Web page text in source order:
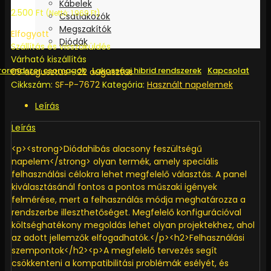
Kábelek
Csatlakozók
Megszakítók
Diódák
csomagok Lakossági hibrid rendszerek Kapcsolat
2.500 Ft (Nettó:1.969Ft)
Elfogyott
Szállítás és visszaküldés
Várható kiszállítás
09 augusztus - 22 augusztus
Cikkszám: SF-P-7672 Kategória: Használt napelemek
Leírás
Leírás
<p><strong>Diódahibás alacsony feszültségű
napelem</strong> olyan termék, amely speciális
felhasználási célokra lehet megfelelő választás. A panel
kiválasztásánál fontos a pontos műszaki igények
felmérése, mert a felhasználás módja meghatározza a
rendszerbe illeszthetőséget. Megfelelő konfigurációval
költséghatékony megoldás lehet olyan projektekhez, ahol
az adott jellemzők elfogadhatók.</p><h2>Felhasználási
szempontok</h2><p>A megfelelő tervezés segít
csökkenteni a kompatibilitási problémák esélyét, és